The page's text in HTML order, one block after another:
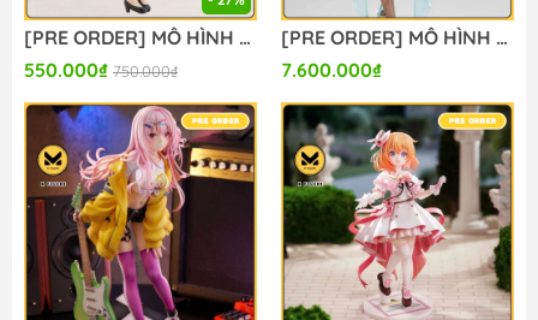
[PRE ORDER] MÔ HÌNH Girls und Panzer: Saishuushou - Nishizumi Maho - Eternal Romance - Maid Swimsuit Ver. (Bandai Spirits) FIGURE CHÍNH HÃNG
550.000₫ 750.000₫
[PRE ORDER] MÔ HÌNH Bunny Suit Planning - Sophia F. Shirring - 1/6 - Sister Ver., Bright Edition (Magi Arts) FIGURE CHÍNH HÃNG
7.600.000₫